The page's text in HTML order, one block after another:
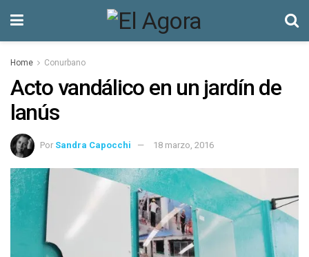
Home Conurbano
Acto vandálico en un jardín de
lanús
Por Sandra Capocchi 18 marzo, 2016